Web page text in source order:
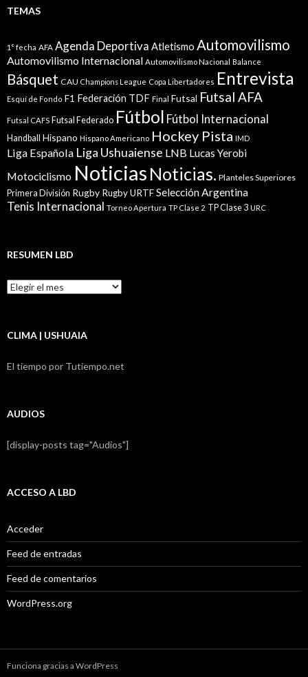
TEMAS
1° fecha AFA Agenda Deportiva Atletismo Automovilismo
Automovilismo Internacional Automovilismo Nacional Balance
Básquet CAU Champions League Copa Libertadores Entrevista
Esquí de Fondo F1 Federación TDF Final Futsal Futsal AFA
Futsal CAFS Futsal Federado Fútbol Fútbol Internacional
Handball Hispano Hispano Americano Hockey Pista IMD
Liga Española Liga Ushuaiense LNB Lucas Yerobi
Motociclismo Noticias Noticias. Planteles Superiores
Primera División Rugby Rugby URTFSelección Argentina
Tenis Internacional Torneo Apertura TP Clase 2 TP Clase 3 URC
RESUMEN LBD
Resumen
LBD
CLIMA | USHUAIA
El tiempo por Tutiempo.net
AUDIOS
[display-posts tag="Audios"]
ACCESO A LBD
Acceder
Feed de entradas
Feed de comentarios
WordPress.org
Funciona gracias a WordPress